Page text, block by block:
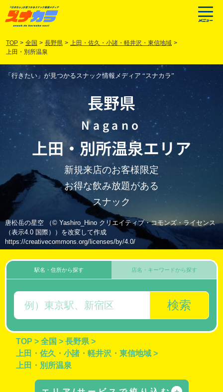
TOP > 全国 > 長野県 > 上田・佐久・小諸・軽井沢・東信地域 >
上田・別所温泉
「行きたい」が見つかるスナック情報メディア “スナカラ”
長野県
Nagano
上田・別所温泉エリア
新規来店のお客様限定
お得な飲み放題がある
スナック
唐松岳の星空 （© Yashiro_Hino クリエイティブ・コモンズ・ライセンス
（表示4.0 国際））を改変して作成
https://creativecommons.org/licenses/by/4.0/
駅名・住所から探す
検索
店名・キーワードから探す
TOP > 全国 > 長野県 >
上田・佐久・小諸・軽井沢・東信地域 >
上田・別所温泉